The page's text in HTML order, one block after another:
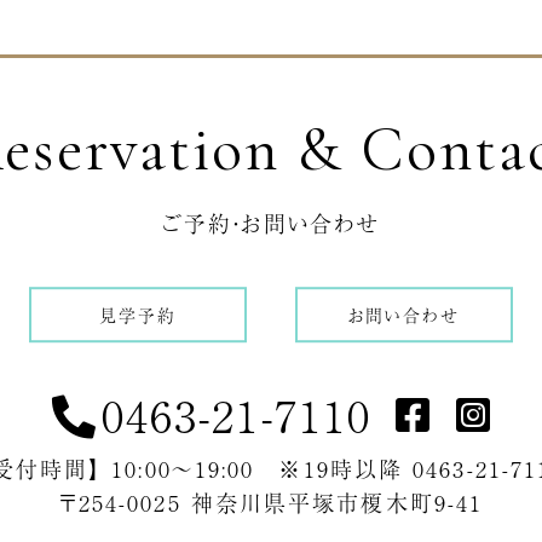
&
ご予約・お問い合わせ
見学予約 お問い合わせ
0463-21-7110
受付時間】 10:00～19:00 ※19時以降 0463-21-
〒254-0025 神奈川県平塚市榎木町9-41